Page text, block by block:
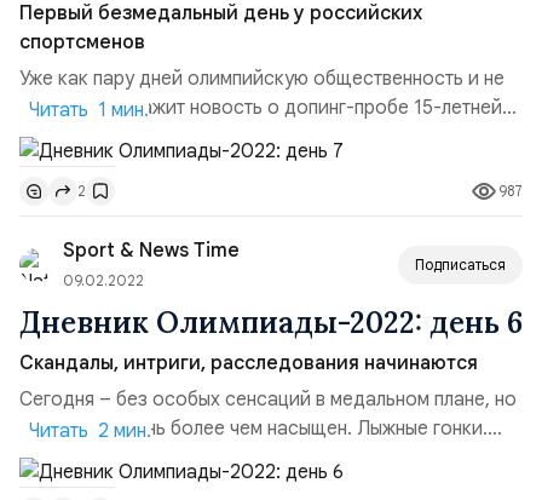
Первый безмедальный день у российских
спортсменов
Уже как пару дней олимпийскую общественность и не
только будоражит новость о допинг-пробе 15-летней
российской фигуристки Камилы Валиевой. По
последней информации, вещество триметазидин было
обнаружено в одной пробе, взятой РУСАДА 25 декабря
на чемпионате России. Теперь это дело будет
рассматривать выездная панель CAS в Пекине. МОК
хочет, чтобы оно было...
Читать 1 мин.
2 987
Sport & News Time
09.02.2022
Подписаться
Дневник Олимпиады-2022: день 6
Скандалы, интриги, расследования начинаются
Сегодня – без особых сенсаций в медальном плане, но
на новости день более чем насыщен. Лыжные гонки.
Президент Федерации лыжных гонок России Елена
Вяльбе объявила бойкот норвежским СМИ. Причиной
Читать 2 мин.